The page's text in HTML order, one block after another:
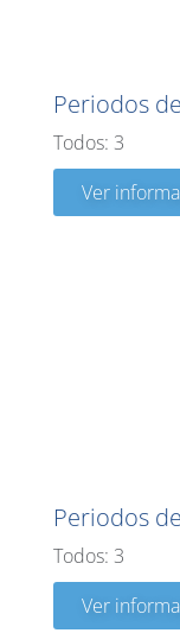
Periodos
Todos: 3
Ver
Periodos
Todos: 3
Ver